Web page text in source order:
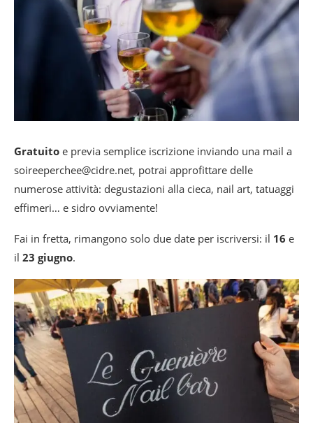
Gratuito e previa semplice iscrizione inviando una mail a
soireeperchee@cidre.net, potrai approfittare delle
numerose attività: degustazioni alla cieca, nail art, tatuaggi
effimeri… e sidro ovviamente!
Fai in fretta, rimangono solo due date per iscriversi: il 16 e
il 23 giugno.